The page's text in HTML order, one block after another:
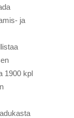
ja
1900 kpl